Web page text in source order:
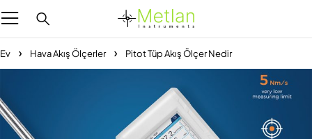
Ev Hava Akış Ölçerler Pitot Tüp Akış Ölçer Nedir